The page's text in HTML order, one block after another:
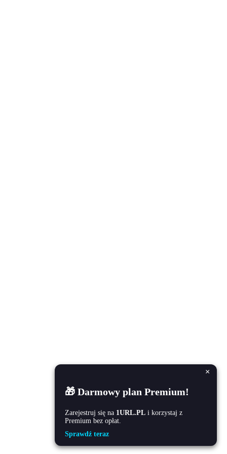
×
🎁 Darmowy plan Premium!
Zarejestruj się na 1URL.PL i korzystaj z
Premium bez opłat.
Sprawdź teraz